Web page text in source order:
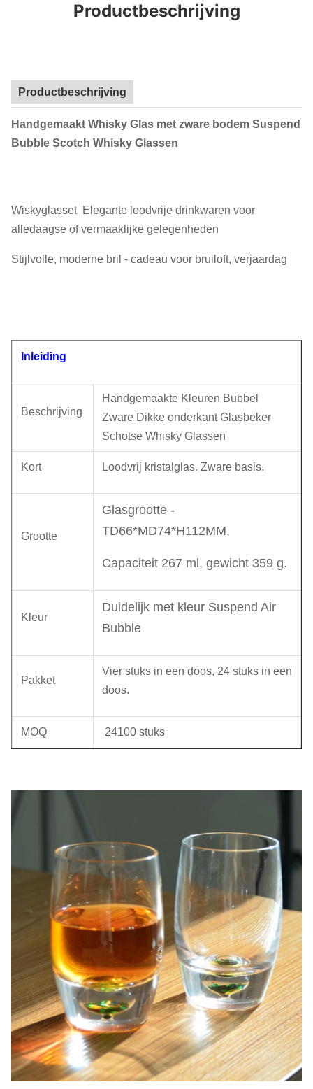
Productbeschrijving
Productbeschrijving
Handgemaakt Whisky Glas met zware bodem Suspend
Bubble Scotch Whisky Glassen
Wiskyglasset ️ Elegante loodvrije drinkwaren voor
alledaagse of vermaaklijke gelegenheden ️
Stijlvolle, moderne bril - cadeau voor bruiloft, verjaardag
Inleiding
Beschrijving
Handgemaakte Kleuren Bubbel
Zware Dikke onderkant Glasbeker
Schotse Whisky Glassen
Kort Loodvrij kristalglas. Zware basis.
Grootte
Glasgrootte -
TD66*MD74*H112MM,
Capaciteit 267 ml, gewicht 359 g.
Kleur
Duidelijk met kleur Suspend Air
Bubble
Pakket
Vier stuks in een doos, 24 stuks in een
doos.
MOQ 24100 stuks
kwaliteit te controleren.We willen graag samenwerken
met onze vrienden en zakenpartners van over de hele
wereld..